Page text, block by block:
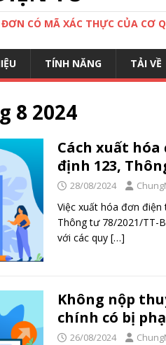
CÓ MÃ XÁC THỰC CỦA CƠ
TÍNH NĂNG TẢI VỀ
8 2024
Cách xuất
định 123,
28/08/2024
Việc xuất hóa đơn
Thông tư 78/2021/TT-
với các quy […]
Không nộp
chính có bị
26/08/2024